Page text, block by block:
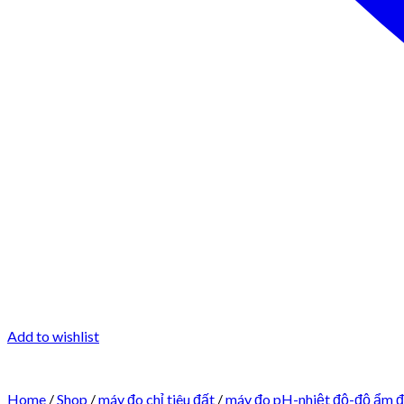
Add to wishlist
Home /Shop /máy đo chỉ tiêu đất /máy đo pH-nhiệt độ-độ ẩm